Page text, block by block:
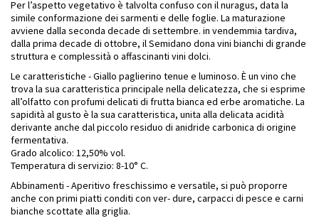
Per l’aspetto vegetativo è talvolta confuso con il nuragus, data la
simile conformazione dei sarmenti e delle foglie. La maturazione
avviene dalla seconda decade di settembre. in vendemmia tardiva,
dalla prima decade di ottobre, il Semidano dona vini bianchi di grande
struttura e complessità o affascinanti vini dolci.
Le caratteristiche - Giallo paglierino tenue e luminoso. È un vino che
trova la sua caratteristica principale nella delicatezza, che si esprime
all’olfatto con profumi delicati di frutta bianca ed erbe aromatiche. La
sapidità al gusto è la sua caratteristica, unita alla delicata acidità
derivante anche dal piccolo residuo di anidride carbonica di origine
fermentativa.
Grado alcolico: 12,50% vol.
Temperatura di servizio: 8-10° C.
Abbinamenti - Aperitivo freschissimo e versatile, si può proporre
anche con primi piatti conditi con ver- dure, carpacci di pesce e carni
bianche scottate alla griglia.